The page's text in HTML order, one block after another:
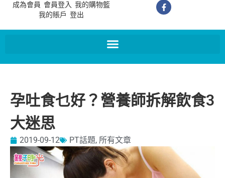
成為會員 會員登入 我的購物籃
我的賬戶 登出
孕吐食乜好？營養師拆解飲食3
大迷思
2019-09-12 PT話題, 所有文章